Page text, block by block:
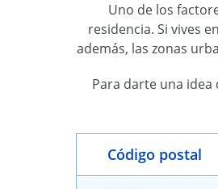
Uno de los
residencia. Si vives
además, las zonas
Para darte una
Código postal